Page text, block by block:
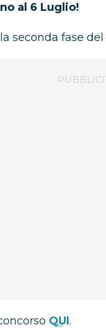
al 6 Luglio!
la seconda fase
QUI.